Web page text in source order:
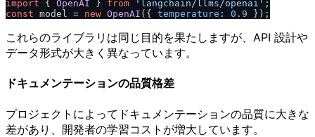
import { OpenAI } from 'langchain/ llms/openai'
const model = new OpenAI ({ temperature : 0.9
これらのライブラリは同じ目的を果たしますが、API 設計や
データ形式が大きく異なっています。
ドキュメンテーションの品質格差
プロジェクトによってドキュメンテーションの品質に大きな
差があり、開発者の学習コストが増大しています。